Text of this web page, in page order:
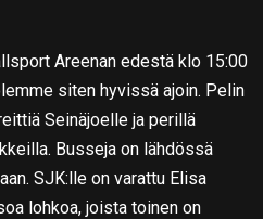
Areenan edestä klo 15:00
siten hyvissä ajoin. Pelin
Seinäjoelle ja perillä
Busseja on lähdössä
SJK:lle on varattu Elisa
lohkoa, joista toinen on